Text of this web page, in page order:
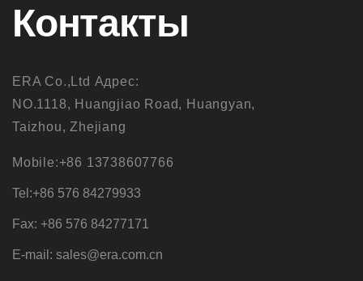
Контакты
ERA Co.,Ltd Адрес:
NO.1118, Huangjiao Road, Huangyan,
Taizhou, Zhejiang
Mobile:+86 13738607766
Tel:+86 576 84279933
Fax: +86 576 84277171
E-mail: sales@era.com.cn